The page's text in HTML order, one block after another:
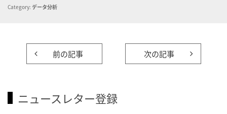
Category: データ分析
前の記事 次の記事
ニュースレター登録